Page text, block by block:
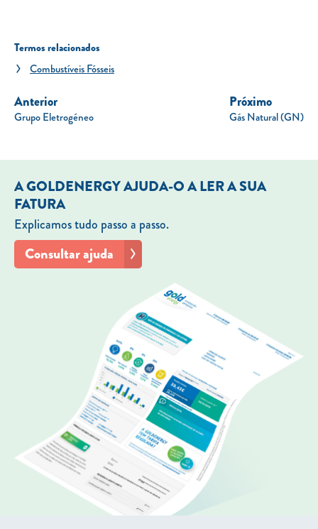
Termos relacionados
Combustíveis Fósseis
Anterior
Grupo Eletrogéneo
Próximo
Gás Natural (GN)
A GOLDENERGY AJUDA-O A LER A SUA
FATURA
Explicamos tudo passo a passo.
Consultar ajuda